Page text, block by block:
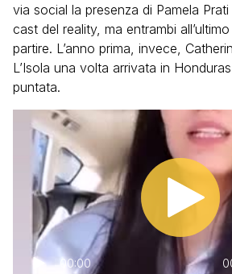
via social la presenza di Pamela
cast del reality, ma entrambi
partire. L’anno prima, invece,
L’Isola una volta arrivata in
puntata.
00:00